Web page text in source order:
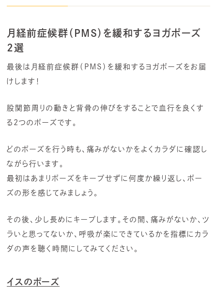
月経前症候群（PMS）を緩和するヨガポーズ
2選
最後は月経前症候群（PMS）を緩和するヨガポーズをお届
けします！
股関節周りの動きと背骨の伸びをすることで血行を良くす
る2つのポーズです。
どのポーズを行う時も、痛みがないかをよくカラダに確認し
ながら行います。
最初はあまりポーズをキープせずに何度か繰り返し、ポー
ズの形を感じてみましょう。
その後、少し長めにキープします。その間、痛みがないか、ツ
ラいと思ってないか、呼吸が楽にできているかを指標にカラ
ダの声を聴く時間にしてみてください。
イスのポーズ